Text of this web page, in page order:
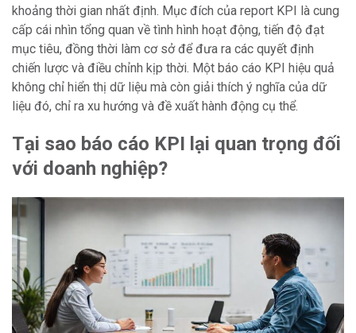
khoảng thời gian nhất định. Mục đích của report KPI là cung
cấp cái nhìn tổng quan về tình hình hoạt động, tiến độ đạt
mục tiêu, đồng thời làm cơ sở để đưa ra các quyết định
chiến lược và điều chỉnh kịp thời. Một báo cáo KPI hiệu quả
không chỉ hiển thị dữ liệu mà còn giải thích ý nghĩa của dữ
liệu đó, chỉ ra xu hướng và đề xuất hành động cụ thể.
Tại sao báo cáo KPI lại quan trọng đối
với doanh nghiệp?